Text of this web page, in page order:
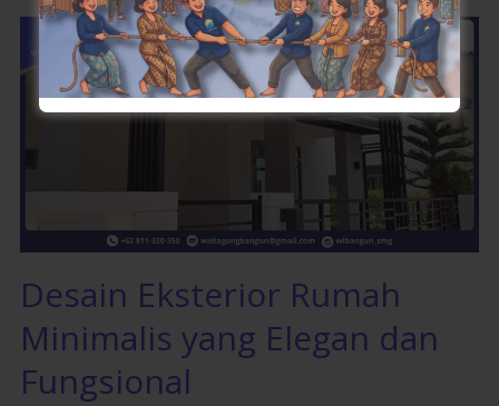
Desain Eksterior Rumah
Minimalis yang Elegan dan
Fungsional
Desain
Eksterior
Rumah
Minimalis